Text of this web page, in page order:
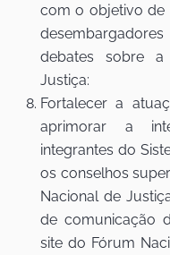
com o objetivo de
debates sobre
Justiça:
Fortalecer a
aprimorar a
integrantes do
os conselhos
Nacional de
de comunicação
site do Fórum